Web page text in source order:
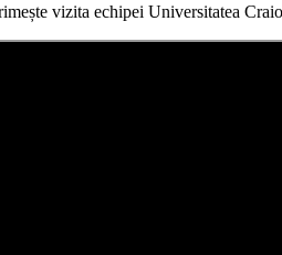
vizita echipei Universitatea